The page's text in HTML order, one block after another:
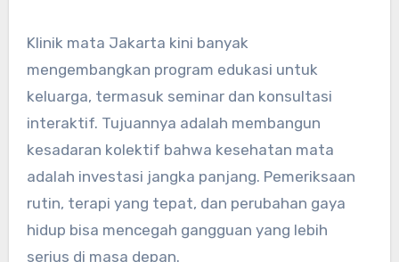
Klinik mata Jakarta kini banyak
mengembangkan program edukasi untuk
keluarga, termasuk seminar dan konsultasi
interaktif. Tujuannya adalah membangun
kesadaran kolektif bahwa kesehatan mata
adalah investasi jangka panjang. Pemeriksaan
rutin, terapi yang tepat, dan perubahan gaya
hidup bisa mencegah gangguan yang lebih
serius di masa depan.